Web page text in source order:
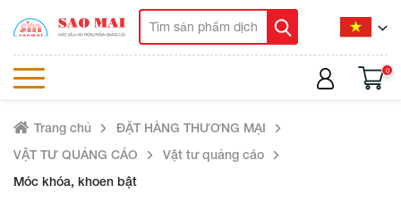
0
Trang chủ
ĐẶT HÀNG THƯƠNG MẠI
VẬT TƯ QUẢNG CÁO
Vật tư quảng cáo
Móc khóa, khoen bật